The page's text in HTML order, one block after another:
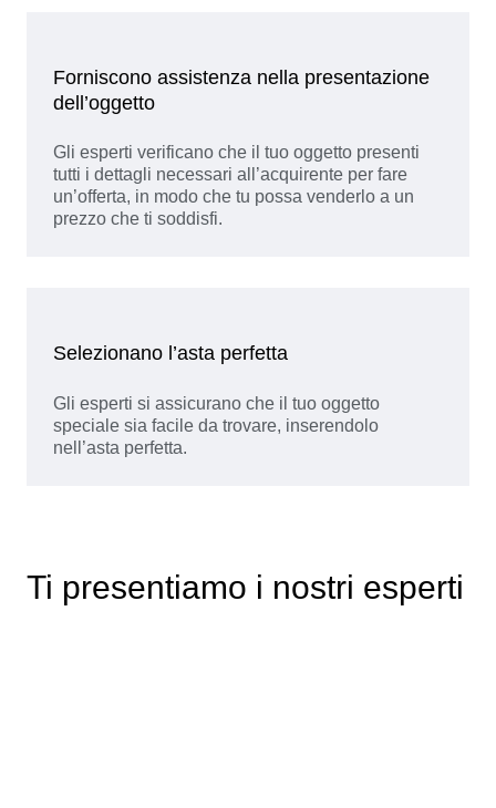
Forniscono assistenza nella presentazione
dell’oggetto
Gli esperti verificano che il tuo oggetto presenti
tutti i dettagli necessari all’acquirente per fare
un’offerta, in modo che tu possa venderlo a un
prezzo che ti soddisfi.
Selezionano l’asta perfetta
Gli esperti si assicurano che il tuo oggetto
speciale sia facile da trovare, inserendolo
nell’asta perfetta.
Ti presentiamo i nostri esperti